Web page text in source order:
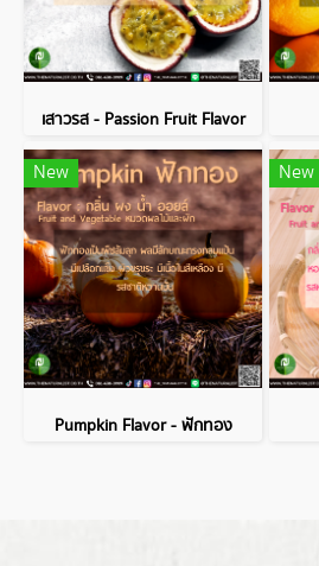
เสาวรส - Passion Fruit Flavor
New
Pumpkin Flavor - ฟักทอง
New